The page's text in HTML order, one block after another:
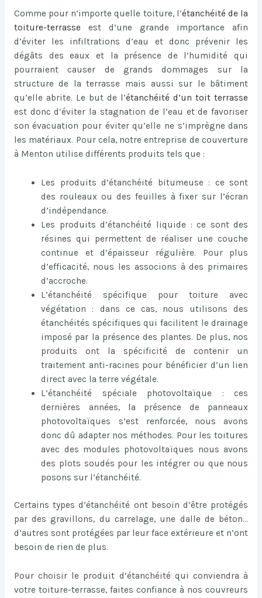
Comme pour n’importe quelle toiture, l’étanchéité de la
toiture-terrasseest d’une grande importance afin
d’éviter les infiltrations d’eau et donc prévenir les
dégâts des eaux et la présence de l’humidité qui
pourraient causer de grands dommages sur la
structure de la terrasse mais aussi sur le bâtiment
qu’elle abrite. Le but de l’étanchéité d’un toit terrasse
est donc d’éviter la stagnation de l’eau et de favoriser
son évacuation pour éviter qu’elle ne s’imprègne dans
les matériaux. Pour cela, notre entreprise de couverture
à Menton utilise différents produits tels que :
Les produits d’étanchéité bitumeuse : ce sont
des rouleaux ou des feuilles à fixer sur l’écran
d’indépendance.
Les produits d’étanchéité liquide : ce sont des
résines qui permettent de réaliser une couche
continue et d’épaisseur régulière. Pour plus
d’efficacité, nous les associons à des primaires
d’accroche.
L’étanchéité spécifique pour toiture avec
végétation : dans ce cas, nous utilisons des
étanchéités spécifiques qui facilitent le drainage
imposé par la présence des plantes. De plus, nos
produits ont la spécificité de contenir un
traitement anti-racines pour bénéficier d’un lien
direct avec la terre végétale.
L’étanchéité spéciale photovoltaïque : ces
dernières années, la présence de panneaux
photovoltaïques s’est renforcée, nous avons
donc dû adapter nos méthodes. Pour les toitures
avec des modules photovoltaïques nous avons
des plots soudés pour les intégrer ou que nous
posons sur l’étanchéité.
Certains types d’étanchéité ont besoin d’être protégés
par des gravillons, du carrelage, une dalle de béton…
d’autres sont protégées par leur face extérieure et n’ont
besoin de rien de plus.
Pour choisir le produit d’étanchéité qui conviendra à
votre toiture-terrasse, faites confiance à nos couvreurs